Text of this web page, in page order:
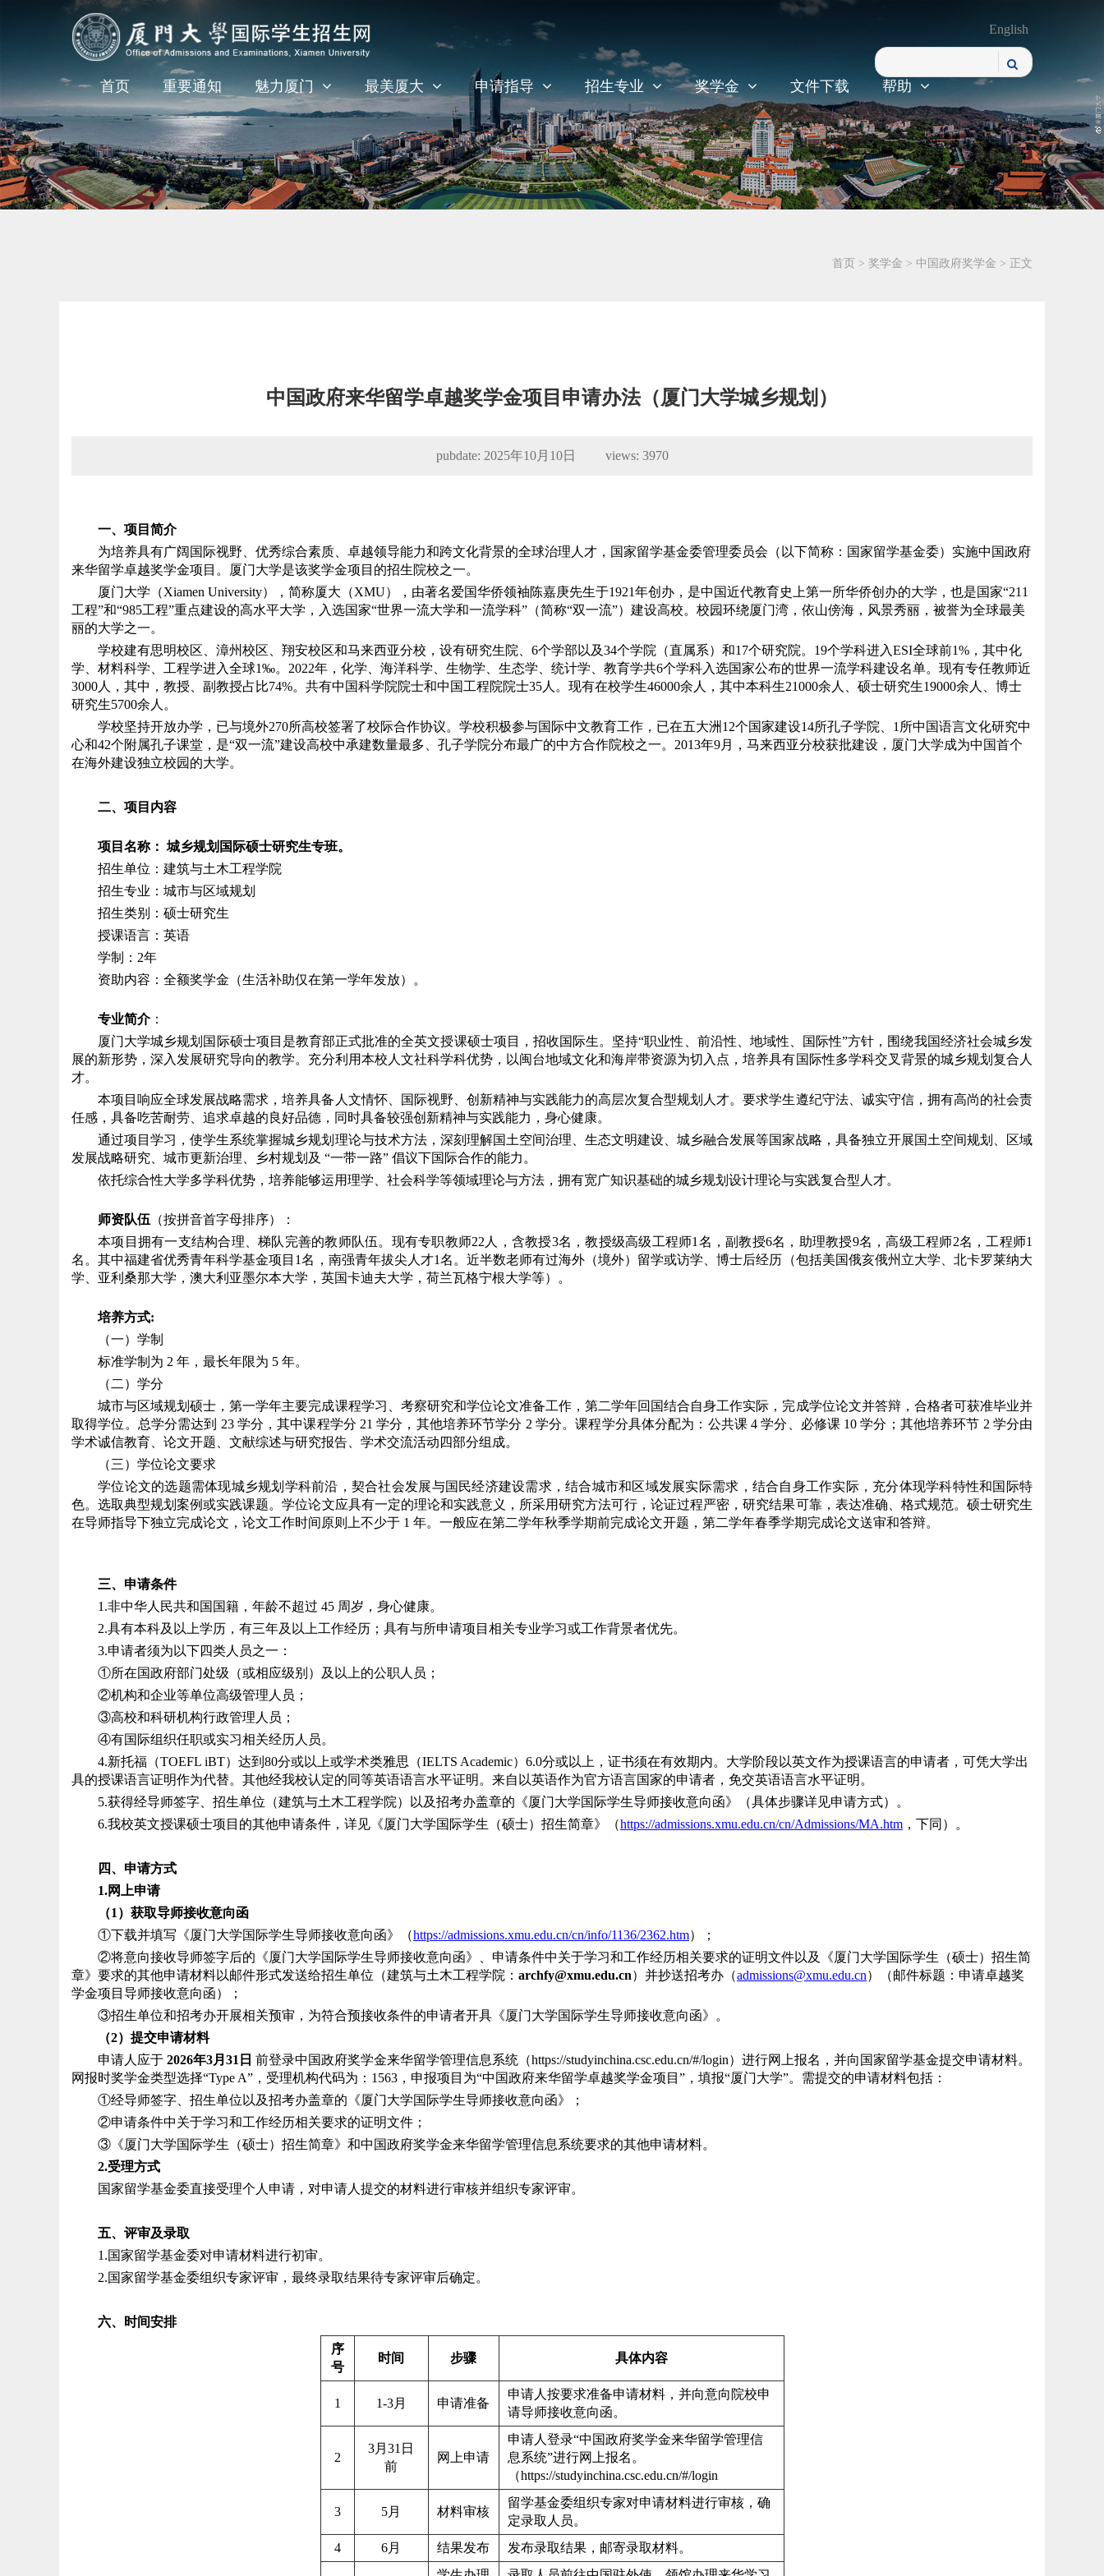
English
首页 重要通知 魅力厦门 最美厦大 申请指导 招生专业 奖学金 文件下载 帮助
首页 > 奖学金 > 中国政府奖学金 > 正文
中国政府来华留学卓越奖学金项目申请办法（厦门大学城乡规划）
pubdate: 2025年10月10日 views: 3970
一、项目简介
为培养具有广阔国际视野、优秀综合素质、卓越领导能力和跨文化背景的全球治理人才，国家留学基金委管理委员会（以下简称：国家留学基金委）实施中国政府
来华留学卓越奖学金项目。厦门大学是该奖学金项目的招生院校之一。
厦门大学（Xiamen University），简称厦大（XMU），由著名爱国华侨领袖陈嘉庚先生于1921年创办，是中国近代教育史上第一所华侨创办的大学，也是国家“211
工程”和“985工程”重点建设的高水平大学，入选国家“世界一流大学和一流学科”（简称“双一流”）建设高校。校园环绕厦门湾，依山傍海，风景秀丽，被誉为全球最美
丽的大学之一。
学校建有思明校区、漳州校区、翔安校区和马来西亚分校，设有研究生院、6个学部以及34个学院（直属系）和17个研究院。19个学科进入ESI全球前1%，其中化
学、材料科学、工程学进入全球1‰。2022年，化学、海洋科学、生物学、生态学、统计学、教育学共6个学科入选国家公布的世界一流学科建设名单。现有专任教师近
3000人，其中，教授、副教授占比74%。共有中国科学院院士和中国工程院院士35人。现有在校学生46000余人，其中本科生21000余人、硕士研究生19000余人、博士
研究生5700余人。
学校坚持开放办学，已与境外270所高校签署了校际合作协议。学校积极参与国际中文教育工作，已在五大洲12个国家建设14所孔子学院、1所中国语言文化研究中
心和42个附属孔子课堂，是“双一流”建设高校中承建数量最多、孔子学院分布最广的中方合作院校之一。2013年9月，马来西亚分校获批建设，厦门大学成为中国首个
在海外建设独立校园的大学。
二、项目内容
项目名称： 城乡规划国际硕士研究生专班。
招生单位： 建筑与土木工程学院
招生专业 ：城市与区域规划
招生类别
：硕士研究生
授课语言 ：英语
学制
：2年
资助内容 ：全额奖学金（生活补助仅在第一学年发放）。
专业简介：
厦门大学城乡规划国际硕士项目是教育部正式批准的全英文授课硕士项目，招收国际生。坚持“职业性、前沿性、地域性、国际性”方针，围绕我国经济社会城乡发
展的新形势，深入发展研究导向的教学。充分利用本校人文社科学科优势，以闽台地域文化和海岸带资源为切入点，培养具有国际性多学科交叉背景的城乡规划复合人
才。
本项目响应全球发展战略需求，培养具备人文情怀、国际视野、创新精神与实践能力的高层次复合型规划人才。要求学生遵纪守法、诚实守信，拥有高尚的社会责
任感，具备吃苦耐劳、追求卓越的良好品德，同时具备较强创新精神与实践能力，身心健康。
通过项目学习，使学生系统掌握城乡规划理论与技术方法，深刻理解国土空间治理、生态文明建设、城乡融合发展等国家战略，具备独立开展国土空间规划、区域
发展战略研究、城市更新治理、乡村规划及 “一带一路” 倡议下国际合作的能力。
依托综合性大学多学科优势，培养能够运用理学、社会科学等领域理论与方法，拥有宽广知识基础的城乡规划设计理论与实践复合型人才。
师资队伍 （按拼音首字母排序）：
本项目拥有一支结构合理、梯队完善的教师队伍。现有专职教师22人，含教授3名，教授级高级工程师1名，副教授6名，助理教授9名，高级工程师2名，工程师1
名。其中福建省优秀青年科学基金项目1名，南强青年拔尖人才1名。近半数老师有过海外（境外）留学或访学、博士后经历（包括美国俄亥俄州立大学、北卡罗莱纳大
学、亚利桑那大学，澳大利亚墨尔本大学，英国卡迪夫大学，荷兰瓦格宁根大学等）。
培养方式:
（一）学制
标准学制为 2 年，最长年限为 5 年。
（二）学分
城市与区域规划硕士，第一学年主要完成课程学习、考察研究和学位论文准备工作，第二学年回国结合自身工作实际，完成学位论文并答辩，合格者可获准毕业并
取得学位。总学分需达到 23 学分，其中课程学分 21 学分，其他培养环节学分 2 学分。课程学分具体分配为：公共课 4 学分、必修课 10 学分；其他培养环节 2 学分由
学术诚信教育、论文开题、文献综述与研究报告、学术交流活动四部分组成。
（三）学位论文要求
学位论文的选题需体现城乡规划学科前沿，契合社会发展与国民经济建设需求，结合城市和区域发展实际需求，结合自身工作实际，充分体现学科特性和国际特
色。选取典型规划案例或实践课题。学位论文应具有一定的理论和实践意义，所采用研究方法可行，论证过程严密，研究结果可靠，表达准确、格式规范。硕士研究生
在导师指导下独立完成论文，论文工作时间原则上不少于 1 年。一般应在第二学年秋季学期前完成论文开题，第二学年春季学期完成论文送审和答辩。
三、申请条件
1.非中华人民共和国国籍，年龄不超过 45 周岁，身心健康。
2.具有本科及以上学历，有三年及以上工作经历；具有与所申请项目相关专业学习或工作背景者优先。
3.申请者须为以下四类人员之一：
①所在国政府部门处级（或相应级别）及以上的公职人员；
②机构和企业等单位高级管理人员；
③高校和科研机构行政管理人员；
④有国际组织任职或实习相关经历人员。
4.新托福（TOEFL iBT）达到80分或以上或学术类雅思 （IELTS Academic）6.0分或以上，证书须在有效期内。大学阶段以英文作为授课语言的申请者，可凭大学出
具的授课语言证明作为代替。 其他经我校认定的同等英语语言水平证明。 来自以英语作为官方语言国家的申请者，免交英语语言水平证明。
5.获得经导师签字、 招生单位（建筑与土木工程学院） 以及招考办盖章的《厦门大学国际学生导师接收意向函》（具体步骤详见申请方式）。
6.我校英文授课硕士项目的其他申请条件，详见《厦门大学国际学生（硕士）招生简章》（https://admissions.xmu.edu.cn/cn/Admissions/MA.htm ，下同）。
四、申请方式
1.网上申请
（1）获取导师接收意向函
①下载并填写《厦门大学国际学生导师接收意向函》（https://admissions.xmu.edu.cn/cn/info/1136/2362.htm）；
②将意向接收导师签字后的 《厦门大学国际学生导师接收意向函》、申请条件中关于学习和工作经历相关要求的证明文件以及《厦门大学国际学生（硕士）招生简
章》要求的其他申请材料以邮件形式发送给招生单位（建筑与土木工程学院： archfy@xmu.edu.cn） 并抄送招考办（admissions@xmu.edu.cn）（邮件标题：申请卓越奖
学金项目导师接收意向函）；
③招生单位和招考办开展相关预审，为符合预接收条件的申请者开具《厦门大学国际学生导师接收意向函》。
（2）提交申请材料
申请人应于 2026年3月 31 日 前登录中国政府奖学金来华留学管理信息系统（https://studyinchina.csc.edu.cn/#/login）进行网上报名，并向国家留学基金提交申请材料。
网报时奖学金类型选择“Type A”，受理机构代码为：1563，申报项目为“中国政府来华留学卓越奖学金项目”，填报“厦门大学”。需提交的申请材料包括：
①经导师签字、 招生单位 以及招考办盖章的《厦门大学国际学生导师接收意向函》；
②申请条件中关于学习和工作经历相关要求的证明文件；
③ 《厦门大学国际学生（硕士）招生简章》和中国政府奖学金来华留学管理信息系统要求的其他申请材料。
2.受理方式
国家留学基金委直接受理个人申请，对申请人提交的材料进行审核并组织专家评审。
五、评审及录取
1.国家留学基金委对申请材料进行初审。
2.国家留学基金委组织专家评审，最终录取结果待专家评审后确定。
六、时间安排
序
号
时间 步骤 具体内容
1 1-3月 申请准备
申请人按要求准备申请材料，并向意向院校申
请导师接收意向函。
2
3月31 日
前
网上申请
申请人登录“中国政府奖学金来华留学管理信
息系统”进行网上报名。
（https://studyinchina.csc.edu.cn/#/login
3 5月 材料审核
留学基金委组织专家对申请材料进行审核，确
定录取人员。
4
6月 结果发布
发布录取结果，邮寄录取材料。